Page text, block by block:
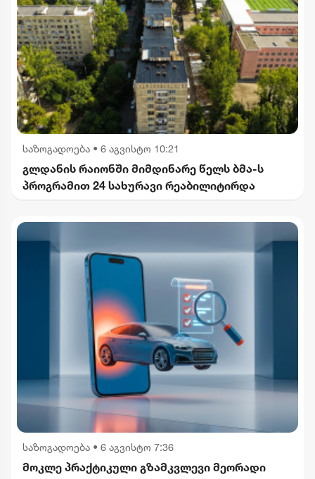
საზოგადოება • 6 აგვისტო 10:21
გლდანის რაიონში მიმდინარე წელს ბმა-ს
პროგრამით 24 სახურავი რეაბილიტირდა
საზოგადოება • 6 აგვისტო 7:36
მოკლე პრაქტიკული გზამკვლევი მეორადი